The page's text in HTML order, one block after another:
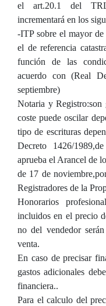
el art.20.1 del
incrementará en los
-ITP sobre el mayor
el de referencia
función de las
acuerdo con (Real
septiembre)
Notaria y Registro:son
coste puede oscilar
tipo de escrituras
Decreto 1426/
aprueba el Arancel de
de 17 de
Registradores de la
Honorarios
incluidos en el precio
no del vendedor
venta.
En caso de precisar
gastos adicionales
financiera..
Para el calculo del